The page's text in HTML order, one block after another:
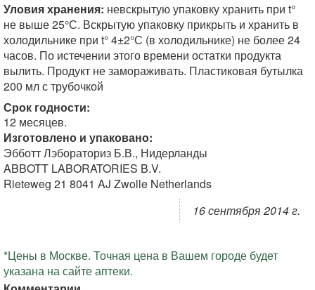
Уловия хранения: невскрытую упаковку хранить при t°
не выше 25°С. Вскрытую упаковку прикрыть и хранить в
холодильнике при t° 4±2°С (в холодильнике) не более 24
часов. По истечении этого времени остатки продукта
вылить. Продукт не замораживать. Пластиковая бутылка
200 мл с трубочкой
Срок годности:
12 месяцев.
Изготовлено и упаковано:
Эбботт Лэбораториз Б.В., Нидерланды
ABBOTT LABORATORIES B.V.
Rieteweg 21 8041 AJ Zwolle Netherlands
16 сентября 2014 г.
*Цены в Москве. Точная цена в Вашем городе будет
указана на сайте аптеки.